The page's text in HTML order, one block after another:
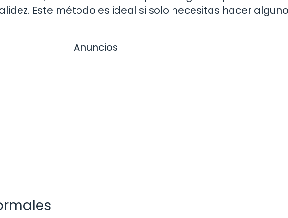
Este método es ideal si solo necesitas hacer
Anuncios